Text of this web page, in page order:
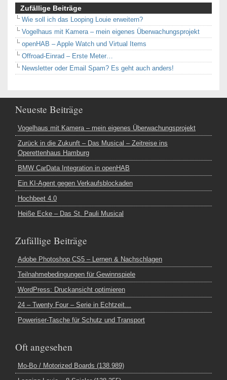
Zufällige Beiträge
Wie soll ich das Looping Louie erweitern?
Vogelhaus mit Kamera – mein eigenes Überwachungsprojekt
openHAB – Apple Watch und Virtual Items
Offroad-Einrad – Erste Meter…
Newsletter oder Email Spam? Es geht auch anders!
Neueste Beiträge
Vogelhaus mit Kamera – mein eigenes Überwachungsprojekt
Zurück in die Zukunft – Das Musical – Zeitreise ins
Operettenhaus Hamburg
BMW CarData Integration in openHAB
Ein KI-Agent gegen Verkaufsblockaden
Hochbeet 4.0
Heiße Ecke – Das St. Pauli Musical
Zufällige Beiträge
Adobe Photoshop CS5 – Lernen & Nachschlagen
Teilnahmebedingungen für Gewinnspiele
WordPress: Druckansicht optimieren
24 – Twenty Four – Serie in Echtzeit…
Poweriser-Tasche für Schutz und Transport
Oft angesehen
Mo-Bo / Motorized Boards (138.989)